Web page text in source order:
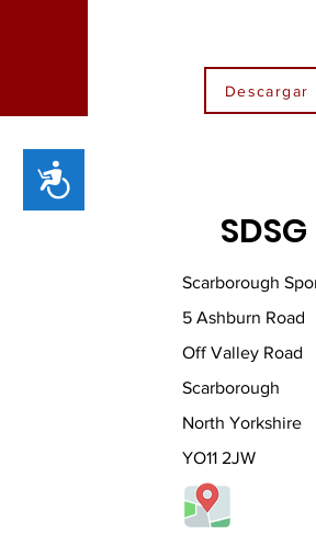
Accessibility
Descargar
SDSG
Scarborough
5 Ashburn Road
Off Valley Road
Scarborough
North Yorkshire
YO11 2JW